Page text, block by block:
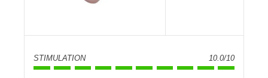
STIMULATION 10.0/10